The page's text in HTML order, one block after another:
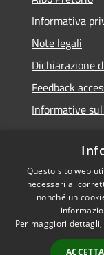
Informativa
Note legali
Dichiarazione
Feedback
Informative
RSS
Accessibilità
Cookie
Mappa del sito
Questo sito web
necessari al
nonché un
Per maggiori